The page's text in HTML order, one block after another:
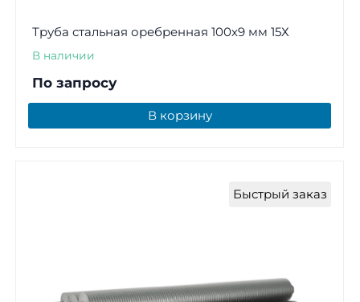
Труба стальная оребренная 100х9 мм 15Х
В наличии
По запросу
В корзину
Быстрый заказ